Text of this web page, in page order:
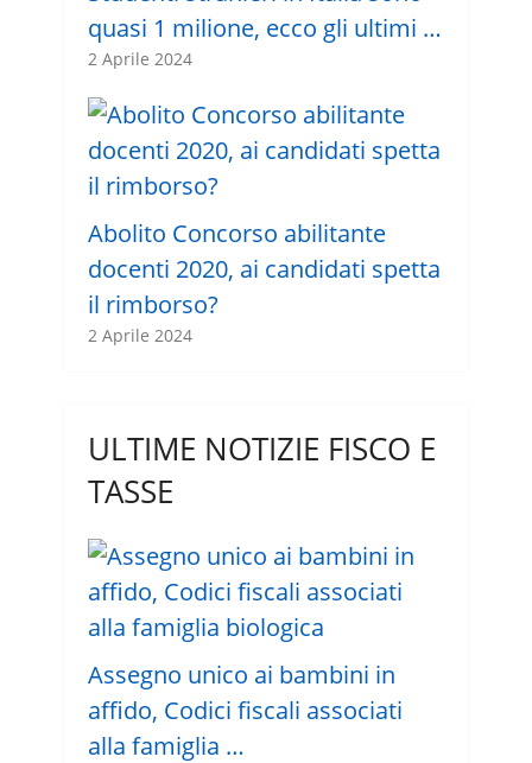
quasi 1 milione, ecco gli ultimi …
2 Aprile 2024
Abolito Concorso abilitante
docenti 2020, ai candidati spetta
il rimborso?
2 Aprile 2024
ULTIME NOTIZIE FISCO E
TASSE
Assegno unico ai bambini in
affido, Codici fiscali associati
alla famiglia …